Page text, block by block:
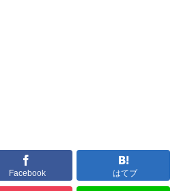
Facebook はてブ